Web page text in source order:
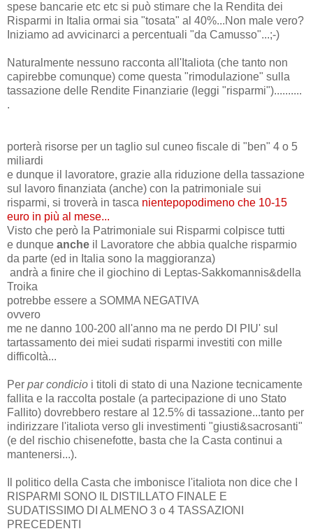
spese bancarie etc etc si può stimare che la Rendita dei
Risparmi in Italia ormai sia "tosata" al 40%...Non male vero?
Iniziamo ad avvicinarci a percentuali "da Camusso"...;-)
Naturalmente nessuno racconta all'Italiota (che tanto non
capirebbe comunque) come questa "rimodulazione" sulla
tassazione delle Rendite Finanziarie (leggi "risparmi")..........
.
porterà risorse per un taglio sul cuneo fiscale di "ben" 4 o 5
miliardi
e dunque il lavoratore, grazie alla riduzione della tassazione
sul lavoro finanziata (anche) con la patrimoniale sui
risparmi, si troverà in tasca nientepopodimeno che 10-15
euro in più al mese...
Visto che però la Patrimoniale sui Risparmi colpisce tutti
e dunque anche il Lavoratore che abbia qualche risparmio
da parte (ed in Italia sono la maggioranza)
andrà a finire che il giochino di Leptas-Sakkomannis&della
Troika
potrebbe essere a SOMMA NEGATIVA
ovvero
me ne danno 100-200 all'anno ma ne perdo DI PIU' sul
tartassamento dei miei sudati risparmi investiti con mille
difficoltà...
Per par condicio i titoli di stato di una Nazione tecnicamente
fallita e la raccolta postale (a partecipazione di uno Stato
Fallito) dovrebbero restare al 12.5% di tassazione...tanto per
indirizzare l'italiota verso gli investimenti "giusti&sacrosanti"
(e del rischio chisenefotte, basta che la Casta continui a
mantenersi...).
Il politico della Casta che imbonisce l'italiota non dice che I
RISPARMI SONO IL DISTILLATO FINALE E
SUDATISSIMO DI ALMENO 3 o 4 TASSAZIONI
PRECEDENTI